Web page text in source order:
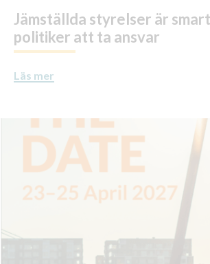
Jämställda styrelser är
politiker att ta ansvar
Läs mer